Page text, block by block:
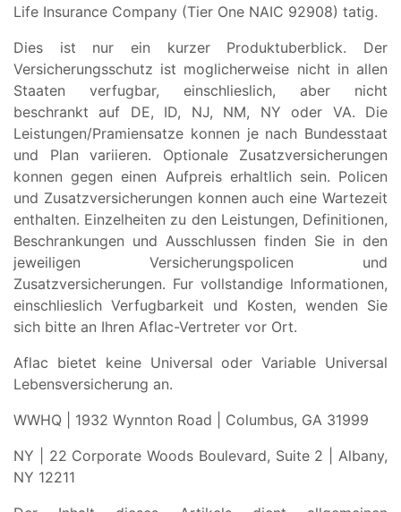
Life Insurance Company (Tier One NAIC 92908) tatig.
Dies ist nur ein kurzer Produktuberblick. Der
Versicherungsschutz ist moglicherweise nicht in allen
Staaten verfugbar, einschlieslich, aber nicht
beschrankt auf DE, ID, NJ, NM, NY oder VA. Die
Leistungen/Pramiensatze konnen je nach Bundesstaat
und Plan variieren. Optionale Zusatzversicherungen
konnen gegen einen Aufpreis erhaltlich sein. Policen
und Zusatzversicherungen konnen auch eine Wartezeit
enthalten. Einzelheiten zu den Leistungen, Definitionen,
Beschrankungen und Ausschlussen finden Sie in den
jeweiligen Versicherungspolicen und
Zusatzversicherungen. Fur vollstandige Informationen,
einschlieslich Verfugbarkeit und Kosten, wenden Sie
sich bitte an Ihren Aflac-Vertreter vor Ort.
Aflac bietet keine Universal oder Variable Universal
Lebensversicherung an.
WWHQ | 1932 Wynnton Road | Columbus, GA 31999
NY | 22 Corporate Woods Boulevard, Suite 2 | Albany,
NY 12211